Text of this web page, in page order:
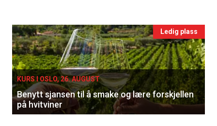
Events
single
Ledig plass
KURS I OSLO, 26. AUGUST
Benytt sjansen til å smake og lære forskjellen
på hvitviner